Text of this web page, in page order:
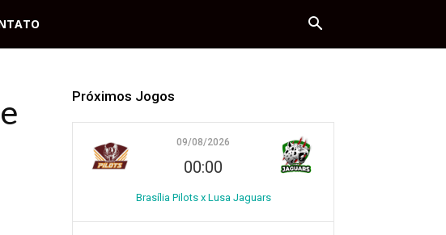
Próximos Jogos
09/08/2026
00:00
Brasília Pilots x Lusa Jaguars